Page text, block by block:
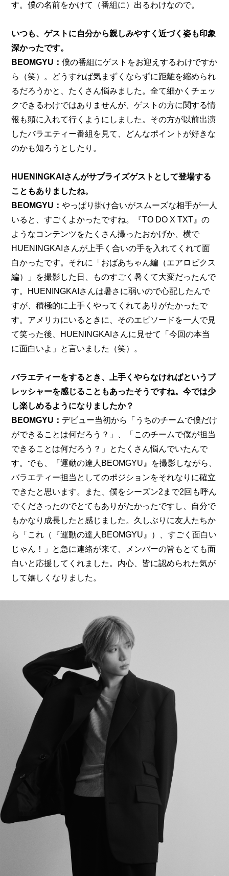
す。僕の名前をかけて（番組に）出るわけなので。
いつも、ゲストに自分から親しみやすく近づく姿も印象
深かったです。
BEOMGYU：僕の番組にゲストをお迎えするわけですか
ら（笑）。どうすれば気まずくならずに距離を縮められ
るだろうかと、たくさん悩みました。全て細かくチェッ
クできるわけではありませんが、ゲストの方に関する情
報も頭に入れて行くようにしました。その方が以前出演
したバラエティー番組を見て、どんなポイントが好きな
のかも知ろうとしたり。
HUENINGKAIさんがサプライズゲストとして登場する
こともありましたね。
BEOMGYU：やっぱり掛け合いがスムーズな相手が一人
いると、すごくよかったですね。『TO DO X TXT』の
ようなコンテンツをたくさん撮ったおかげか、横で
HUENINGKAIさんが上手く合いの手を入れてくれて面
白かったです。それに
「おばあちゃん編（エアロビクス
編）」 を撮影した日、ものすごく暑くて大変だったんで
す。HUENINGKAIさんは暑さに弱いので心配したんで
すが、積極的に上手くやってくれてありがたかったで
す。アメリカにいるときに、そのエピソードを一人で見
て笑った後、HUENINGKAIさんに見せて「今回の本当
に面白いよ」と言いました（笑）。
バラエティーをするとき、上手くやらなければというプ
レッシャーを感じることもあったそうですね。今では少
し楽しめるようになりましたか？
BEOMGYU： デビュー当初から「うちのチームで僕だけ
ができることは何だろう？」、「このチームで僕が担当
できることは何だろう？」とたくさん悩んでいたんで
す。でも、『運動の達人BEOMGYU』を撮影しながら、
バラエティー担当としてのポジションをそれなりに確立
できたと思います。また、僕をシーズン2まで2回も呼ん
でくださったのでとてもありがたかったですし、自分で
もかなり成長したと感じました。久しぶりに友人たちか
ら「これ（『運動の達人BEOMGYU』）、すごく面白い
じゃん！」と急に連絡が来て、メンバーの皆もとても面
白いと応援してくれました。内心、皆に認められた気が
して嬉しくなりました。